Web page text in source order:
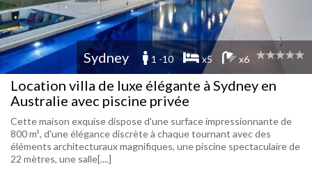
Sydney 1 -10 x5 x6
Location villa de luxe élégante à Sydney en
Australie avec piscine privée
Cette maison exquise dispose d'une surface impressionnante de
800 m², d'une élégance discrète à chaque tournant avec des
éléments architecturaux magnifiques, une piscine spectaculaire de
22 mètres, une salle[....]